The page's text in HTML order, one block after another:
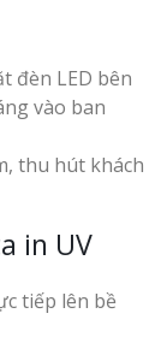
đèn LED bên
vào ban
thu hút khách
in UV
tiếp lên bề